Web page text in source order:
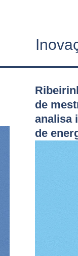
de
analisa
de